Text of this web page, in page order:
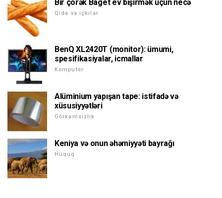
Bir çörək Baget ev bişirmək üçün necə
Qida və içkilər
BenQ XL2420T (monitor): ümumi,
spesifikasiyalar, icmallar
Kompüter
Alüminium yapışan tape: istifadə və
xüsusiyyətləri
Görkəmsizlik
Keniya və onun əhəmiyyəti bayrağı
Hüquq